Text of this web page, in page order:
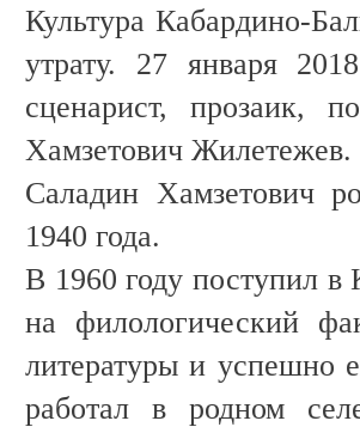
Культура Кабардино-
утрату. 27 января
сценарист, прозаик,
Хамзетович Жилетежев.
Саладин Хамзетович
1940 года.
В 1960 году поступил в
на филологический
литературы и успешно
работал в родном